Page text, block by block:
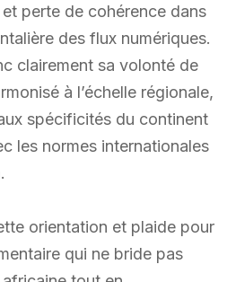
perte de cohérence dans
des flux numériques.
clairement sa volonté de
à l’échelle régionale,
spécificités du continent
les normes internationales
orientation et plaide pour
qui ne bride pas